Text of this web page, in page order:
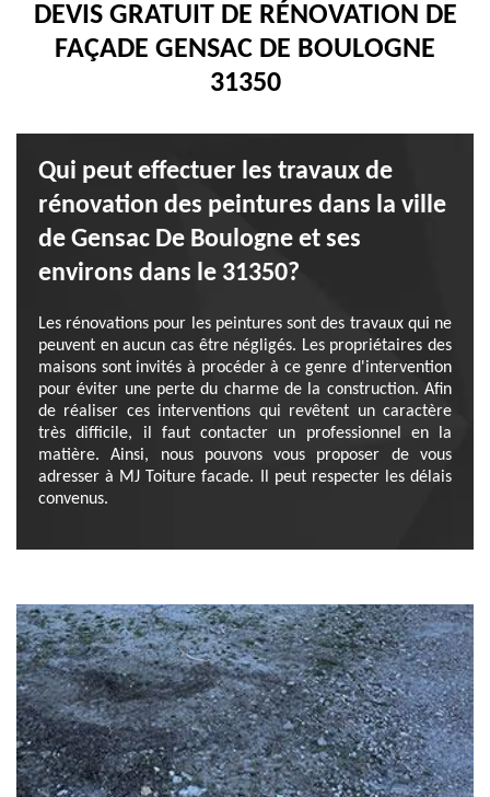
DEVIS GRATUIT DE RÉNOVATION DE
FAÇADE GENSAC DE BOULOGNE
31350
Qui peut effectuer les travaux de
rénovation des peintures dans la ville
de Gensac De Boulogne et ses
environs dans le 31350?
Les rénovations pour les peintures sont des travaux qui ne
peuvent en aucun cas être négligés. Les propriétaires des
maisons sont invités à procéder à ce genre d'intervention
pour éviter une perte du charme de la construction. Afin
de réaliser ces interventions qui revêtent un caractère
très difficile, il faut contacter un professionnel en la
matière. Ainsi, nous pouvons vous proposer de vous
adresser à MJ Toiture facade. Il peut respecter les délais
convenus.